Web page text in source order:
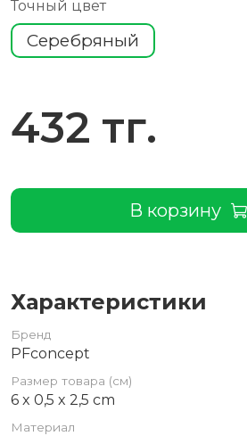
Точный цвет
Серебряный
432 тг.
В корзину
Характеристики
Бренд
PFconcept
Размер товара (см)
6 x 0,5 x 2,5 cm
Материал